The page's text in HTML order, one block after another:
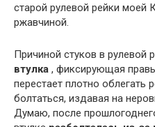
старой рулевой рейки моей
ржавчиной.
Причиной стуков в рулевой
втулка , фиксирующая
перестает плотно облегать
болтаться, издавая на
Думаю, после